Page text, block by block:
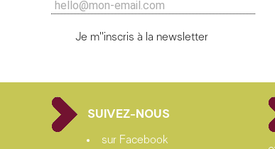
Je m''inscris à la newsletter
SUIVEZ-NOUS
sur Facebook